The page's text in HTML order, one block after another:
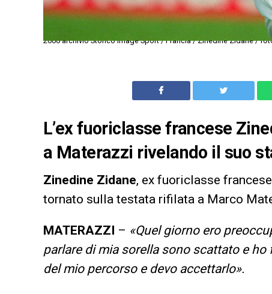
2000 archivio Storico Image Sport / Francia / Zinedine Zidane /
L’ex fuoriclasse francese
a Materazzi rivelando il suo
Zinedine Zidane, ex fuoriclasse
tornato sulla testata rifilata a Marco
MATERAZZI – «Quel giorno ero
parlare di mia sorella sono scattato e
del mio percorso e devo accettarlo».